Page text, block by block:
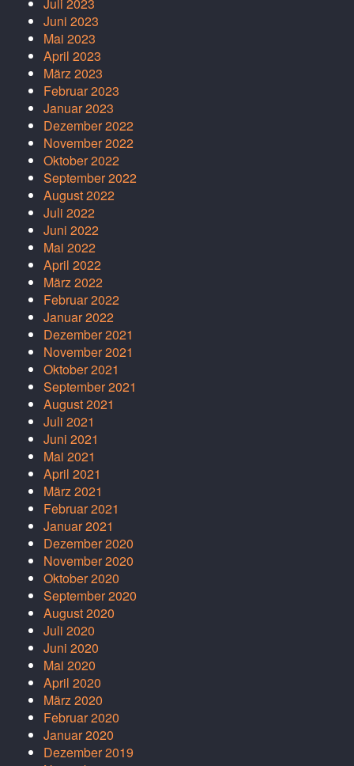
Juni 2023
Mai 2023
April 2023
März 2023
Februar 2023
Januar 2023
Dezember 2022
November 2022
Oktober 2022
September 2022
August 2022
Juli 2022
Juni 2022
Mai 2022
April 2022
März 2022
Februar 2022
Januar 2022
Dezember 2021
November 2021
Oktober 2021
September 2021
August 2021
Juli 2021
Juni 2021
Mai 2021
April 2021
März 2021
Februar 2021
Januar 2021
Dezember 2020
November 2020
Oktober 2020
September 2020
August 2020
Juli 2020
Juni 2020
Mai 2020
April 2020
März 2020
Februar 2020
Januar 2020
Dezember 2019